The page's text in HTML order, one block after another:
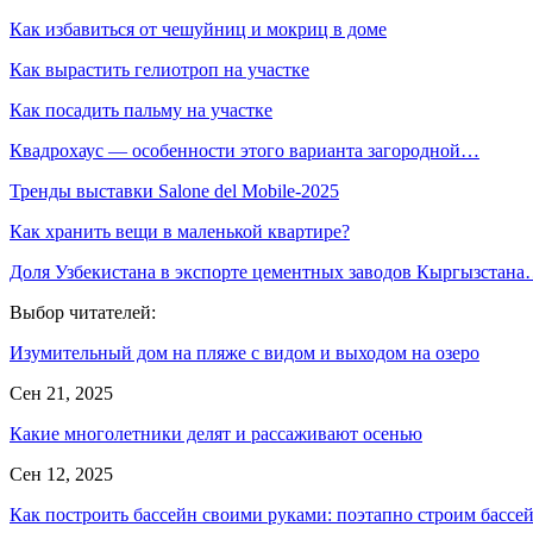
Как избавиться от чешуйниц и мокриц в доме
Как вырастить гелиотроп на участке
Как посадить пальму на участке
Квадрохаус — особенности этого варианта загородной…
Тренды выставки Salone del Mobile-2025
Как хранить вещи в маленькой квартире?
Доля Узбекистана в экспорте цементных заводов
Выбор читателей:
Изумительный дом на пляже с видом и выходом на озеро
Сен 21, 2025
Какие многолетники делят и рассаживают осенью
Сен 12, 2025
Как построить бассейн своими руками: поэтапно строим